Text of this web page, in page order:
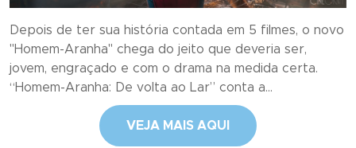
Depois de ter sua história contada em 5 filmes, o novo
"Homem-Aranha" chega do jeito que deveria ser,
jovem, engraçado e com o drama na medida certa.
“Homem-Aranha: De volta ao Lar” conta a...
VEJA MAIS AQUI